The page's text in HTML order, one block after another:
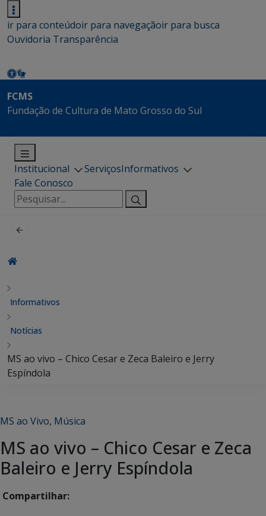
ir para conteúdoir para navegaçãoir para busca
Ouvidoria Transparência
FCMS
Fundação de Cultura de Mato Grosso do Sul
Institucional ServiçosInformativos
Fale Conosco
Pesquisar
por:
Informativos
Notícias
MS ao vivo – Chico Cesar e Zeca Baleiro e Jerry
Espíndola
MS ao Vivo, Música
MS ao vivo – Chico Cesar e Zeca
Baleiro e Jerry Espíndola
Compartilhar: